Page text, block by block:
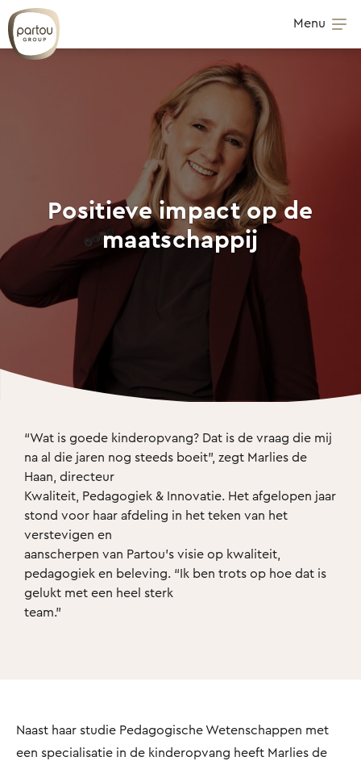
Skip to content
Menu
Positieve impact op de
maatschappij
“Wat is goede kinderopvang? Dat is de vraag die mij
na al die jaren nog steeds boeit”, zegt Marlies de
Haan, directeur
Kwaliteit, Pedagogiek & Innovatie. Het afgelopen jaar
stond voor haar afdeling in het teken van het
verstevigen en
aanscherpen van Partou’s visie op kwaliteit,
pedagogiek en beleving. “Ik ben trots op hoe dat is
gelukt met een heel sterk
team.”
Naast haar studie Pedagogische Wetenschappen met
een specialisatie in de kinderopvang heeft Marlies de